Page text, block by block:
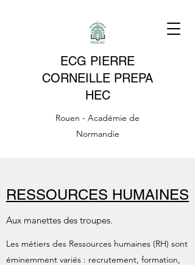
ECG PIERRE
CORNEILLE PREPA
HEC
Rouen - Académie de
Normandie
RESSOURCES HUMAINES
Aux manettes des troupes.
Les métiers des Ressources humaines (RH) sont
éminemment variés : recrutement, formation,